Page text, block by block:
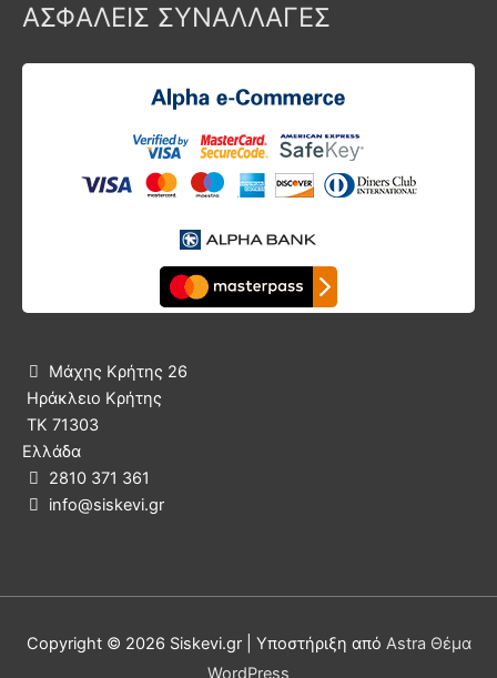
ΑΣΦΑΛΕΙΣ ΣΥΝΑΛΛΑΓΕΣ

Μάχης Κρήτης 26
Ηράκλειο Κρήτης
ΤΚ 71303
Ελλάδα
 2810 371 361
 info@siskevi.gr
Copyright © 2026 Siskevi.gr| Υποστήριξη από Astra Θέμα
WordPress